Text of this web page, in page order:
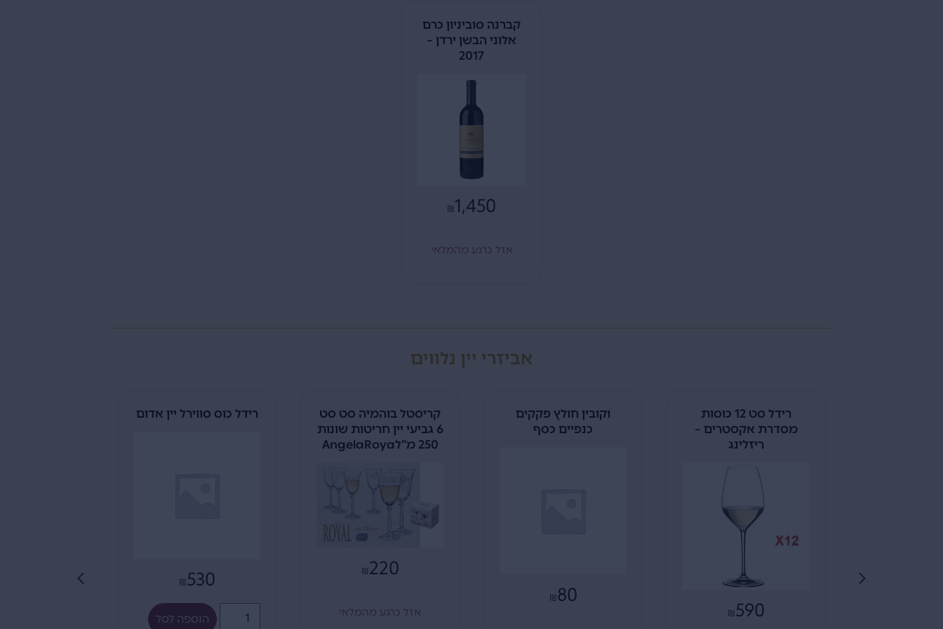
קברנה סוביניון כרם
אלוני הבשן ירדן –
2017
₪ 1,450
אזל כרגע מהמלאי
אביזרי יין נלווים
רידל סט 12 כוסות
מסדרת אקסטרים –
ריזלינג
₪ 590
וקובין חולץ פקקים
כנפיים כסף
₪ 80
קריסטל בוהמיה סט סט
6 גביעי יין חריטות שונות
250 מ”לAngelaRoya
₪ 220
אזל כרגע מהמלאי
רידל כוס סווירל יין אדום
₪ 530
הוספה לסל